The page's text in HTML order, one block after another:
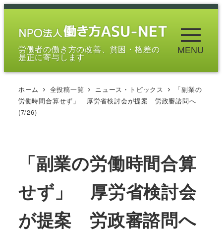
メ
労働者の働き方の改善、貧困・格差の
是正に寄与します
MENU
ホーム 全投稿一覧 ニュース・トピックス
「副業の
労働時間合算せず」 厚労省検討会が提案 労政審諮問へ
(7/26)
「副業の労働時間合算
せず」 厚労省検討会
が提案 労政審諮問へ